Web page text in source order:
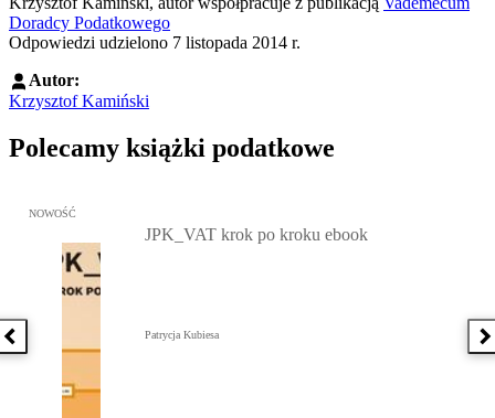
Doradcy Podatkowego
Odpowiedzi udzielono 7 listopada 2014 r.
Autor:
Krzysztof Kamiński
Polecamy książki podatkowe
Poprzednia książka
Przejdź do: JPK_VAT krok po kroku ebook, Patrycja Kubiesa -
NOWOŚĆ
JPK_VAT krok po kroku ebook
Patrycja Kubiesa